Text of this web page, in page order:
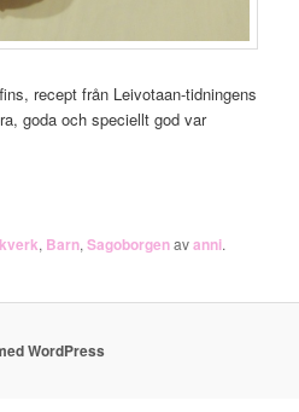
recept från Leivotaan-tidningens
goda och speciellt god var
, Barn,Sagoborgenavanni.
WordPress